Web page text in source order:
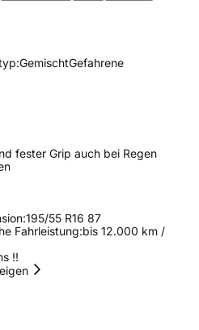
GemischtGefahrene
fester Grip auch bei Regen
195/55 R16 87
Fahrleistung:bis 12.000 km /
!!